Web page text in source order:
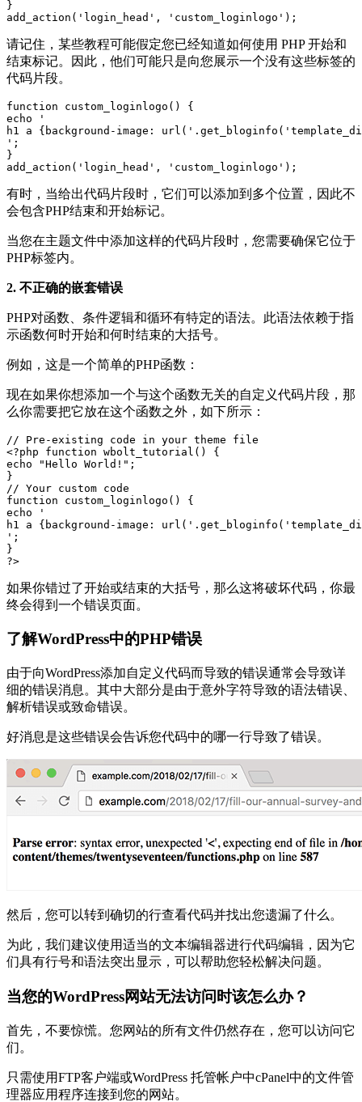
}
add_action('login_head', 'custom_loginlogo');
请记住，某些教程可能假定您已经知道如何使用 PHP 开始和
结束标记。因此，他们可能只是向您展示一个没有这些标签的
代码片段。
function custom_loginlogo() {
echo '
h1 a {background-image:
';
}
add_action('login_head', 'custom_loginlogo');
有时，当给出代码片段时，它们可以添加到多个位置，因此不
会包含PHP结束和开始标记。
当您在主题文件中添加这样的代码片段时，您需要确保它位于
PHP标签内。
2. 不正确的嵌套错误
PHP对函数、条件逻辑和循环有特定的语法。此语法依赖于指
示函数何时开始和何时结束的大括号。
例如，这是一个简单的PHP函数：
现在如果你想添加一个与这个函数无关的自定义代码片段，那
么你需要把它放在这个函数之外，如下所示：
// Pre-existing code in your theme file
<?php function wbolt_tutorial() {
echo "Hello World!";
}
// Your custom code
function custom_loginlogo() {
echo '
h1 a {background-image:
';
}
?>
如果你错过了开始或结束的大括号，那么这将破坏代码，你最
终会得到一个错误页面。
了解WordPress中的PHP错误
由于向WordPress添加自定义代码而导致的错误通常会导致详
细的错误消息。其中大部分是由于意外字符导致的语法错误、
解析错误或致命错误。
好消息是这些错误会告诉您代码中的哪一行导致了错误。
然后，您可以转到确切的行查看代码并找出您遗漏了什么。
为此，我们建议使用适当的文本编辑器进行代码编辑，因为它
们具有行号和语法突出显示，可以帮助您轻松解决问题。
当您的WordPress网站无法访问时该怎么办？
首先，不要惊慌。您网站的所有文件仍然存在，您可以访问它
们。
只需使用FTP客户端或WordPress 托管帐户中cPanel中的文件管
理器应用程序连接到您的网站。